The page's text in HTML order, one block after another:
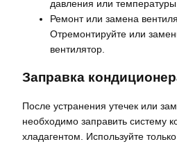
давления или
Ремонт или замена
Отремонтируйте или
вентилятор.
Заправка
После устранения утечек или
необходимо заправить систему
хладагентом. Используйте